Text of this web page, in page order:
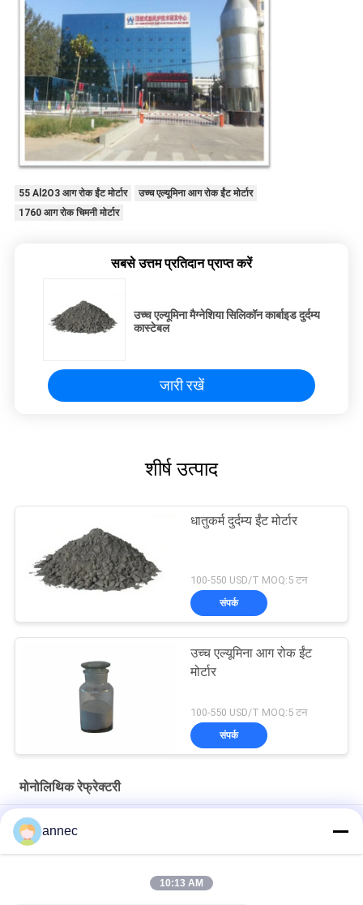
55 Al2O3 आग रोक ईंट मोर्टार
उच्च एल्यूमिना आग रोक ईंट मोर्टार
1760 आग रोक चिमनी मोर्टार
सबसे उत्तम प्रतिदान प्राप्त करें
उच्च एल्यूमिना मैग्नेशिया सिलिकॉन कार्बाइड दुर्दम्य
कास्टेबल
जारी रखें
शीर्ष उत्पाद
धातुकर्म दुर्दम्य ईंट मोर्टार
100-550 USD/T MOQ:5 टन
संपर्क
उच्च एल्यूमिना आग रोक ईंट
मोर्टार
100-550 USD/T MOQ:5 टन
संपर्क
मोनोलिथिक रेफ्रेक्टरी
उच्च घनत्व दुर्दम्य कास्टेबल
1550 डिग्री अग्निरोधक ईंट मोर्टार व्यापक रूप से उच्च तापमान भट्टियों और भट्ठी
annec
10:13 AM